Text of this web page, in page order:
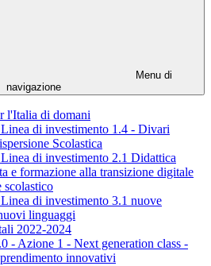
Menu di
navigazione
l'Italia di domani
di investimento 1.4 - Divari
Scolastica
di investimento 2.1 Didattica
e formazione alla transizione digitale
scolastico
di investimento 3.1 nuove
linguaggi
2022-2024
- Azione 1 - Next generation class -
innovativi